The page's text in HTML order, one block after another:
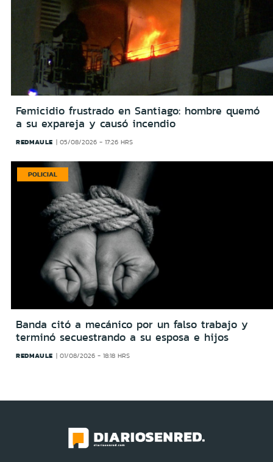
Femicidio frustrado en Santiago: hombre quemó
a su expareja y causó incendio
REDMAULE 05/08/2026 - 17:26 HRS
POLICIAL
Banda citó a mecánico por un falso trabajo y
terminó secuestrando a su esposa e hijos
REDMAULE 01/08/2026 - 18:18 HRS